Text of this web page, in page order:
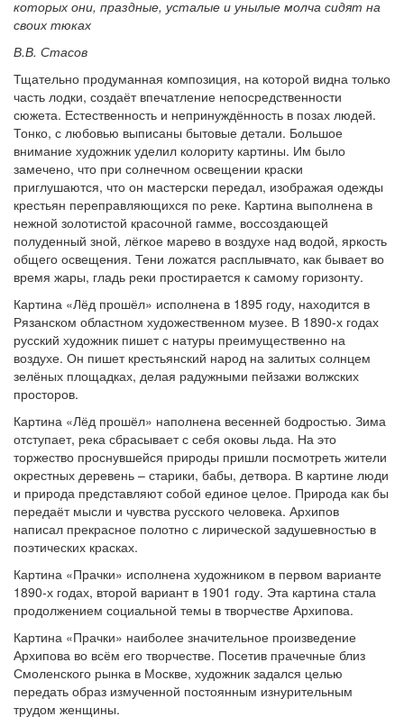
которых они, праздные, усталые и унылые молча сидят на
своих тюках
В.В. Стасов
Тщательно продуманная композиция, на которой видна только
часть лодки, создаёт впечатление непосредственности
сюжета. Естественность и непринуждённость в позах людей.
Тонко, с любовью выписаны бытовые детали. Большое
внимание художник уделил колориту картины. Им было
замечено, что при солнечном освещении краски
приглушаются, что он мастерски передал, изображая одежды
крестьян переправляющихся по реке. Картина выполнена в
нежной золотистой красочной гамме, воссоздающей
полуденный зной, лёгкое марево в воздухе над водой, яркость
общего освещения. Тени ложатся расплывчато, как бывает во
время жары, гладь реки простирается к самому горизонту.
Картина «Лёд прошёл» исполнена в 1895 году, находится в
Рязанском областном художественном музее. В 1890-х годах
русский художник пишет с натуры преимущественно на
воздухе. Он пишет крестьянский народ на залитых солнцем
зелёных площадках, делая радужными пейзажи волжских
просторов.
Картина «Лёд прошёл» наполнена весенней бодростью. Зима
отступает, река сбрасывает с себя оковы льда. На это
торжество проснувшейся природы пришли посмотреть жители
окрестных деревень – старики, бабы, детвора. В картине люди
и природа представляют собой единое целое. Природа как бы
передаёт мысли и чувства русского человека. Архипов
написал прекрасное полотно с лирической задушевностью в
поэтических красках.
Картина «Прачки» исполнена художником в первом варианте
1890-х годах, второй вариант в 1901 году. Эта картина стала
продолжением социальной темы в творчестве Архипова.
Картина «Прачки» наиболее значительное произведение
Архипова во всём его творчестве. Посетив прачечные близ
Смоленского рынка в Москве, художник задался целью
передать образ измученной постоянным изнурительным
трудом женщины.